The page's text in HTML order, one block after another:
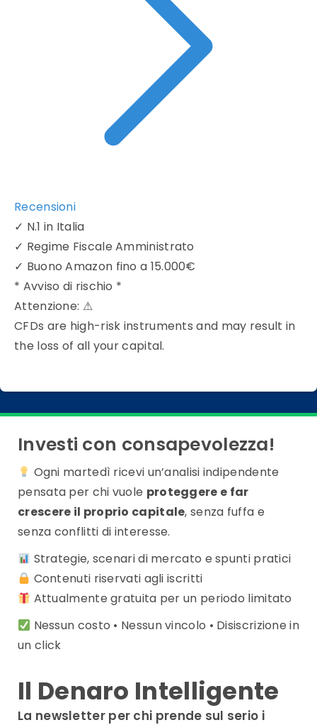
Recensioni
✓ N.1 in Italia
✓ Regime Fiscale Amministrato
✓ Buono Amazon fino a 15.000€
* Avviso di rischio *
Attenzione: ⚠
CFDs are high-risk instruments and may result in
the loss of all your capital.
Investi con consapevolezza!
Ogni martedì ricevi un’analisi indipendente
pensata per chi vuole proteggere e far
crescere il proprio capitale, senza fuffa e
senza conflitti di interesse.
Strategie, scenari di mercato e spunti pratici
Contenuti riservati agli iscritti
Attualmente gratuita per un periodo limitato
Nessun costo • Nessun vincolo • Disiscrizione in
un click
Il Denaro Intelligente
La newsletter per chi prende sul serio i